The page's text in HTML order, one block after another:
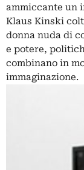
ammiccante un
Klaus Kinski
donna nuda di
e potere,
combinano in
immaginazione.